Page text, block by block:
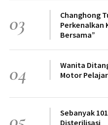
03
Changhong
Perkenalkan
Bersama”
04
Wanita
Motor
Sebanyak
Disterilisasi